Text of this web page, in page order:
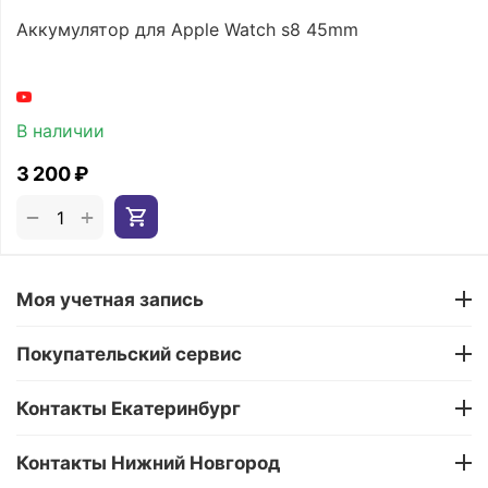
Аккумулятор для Apple Watch s8 45mm
В наличии
3 200₽
+
−
Моя учетная запись
Покупательский сервис
Контакты Екатеринбург
Контакты Нижний Новгород